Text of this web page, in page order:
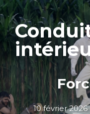
10 février 2026